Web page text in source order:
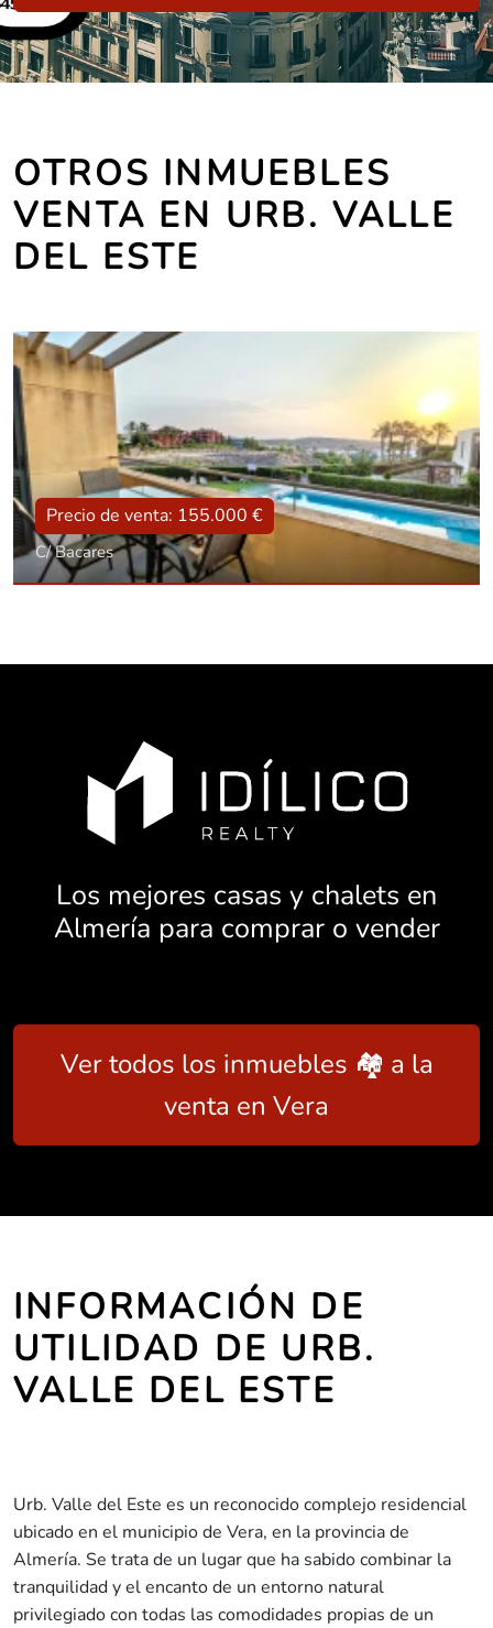
OTROS INMUEBLES
VENTA EN URB. VALLE
DEL ESTE
Precio de venta: 155.000 €
C/ Bacares
Los mejores casas y chalets en
Almería para comprar o vender
Ver todos los inmuebles 🏘️ a la
venta en Vera
INFORMACIÓN DE
UTILIDAD DE URB.
VALLE DEL ESTE
Urb. Valle del Este es un reconocido complejo residencial
ubicado en el municipio de Vera, en la provincia de
Almería. Se trata de un lugar que ha sabido combinar la
tranquilidad y el encanto de un entorno natural
privilegiado con todas las comodidades propias de un